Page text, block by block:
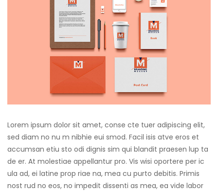
Lorem ipsum dolor sit amet, conse cte tuer adipiscing elit,
sed diam no nu m nibhie eui smod. Facil isis atve eros et
accumsan etiu sto odi dignis sim qui blandit praesen lup ta
de er. At molestiae appellantur pro. Vis wisi oportere per ic
ula ad, ei latine prop riae na, mea cu purto debitis. Primis
nost rud no eos, no impedit dissenti as mea, ea vide labor